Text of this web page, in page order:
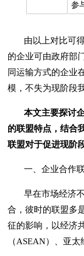
参
由以上对比可
的企业可由政府部
同运输方式的企业
模，不失为现阶段
本文主要探讨
的联盟特点，结合
联盟对于促进现阶
一、企业合作
早在市场经济
合，彼时的联盟多
征的影响，以经济
（ASEAN）、亚